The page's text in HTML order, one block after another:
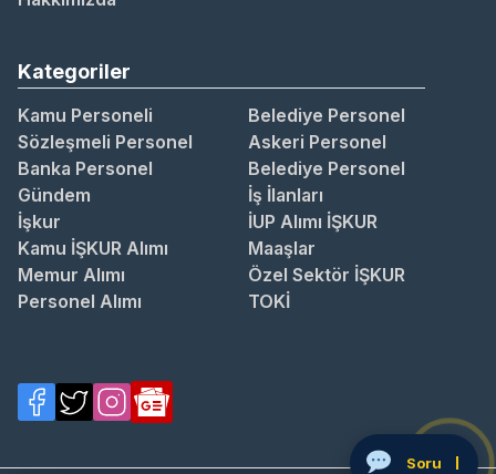
Kategoriler
Kamu Personeli
Belediye Personel
Sözleşmeli Personel
Askeri Personel
Banka Personel
Belediye Personel
Gündem
İş İlanları
İşkur
İUP Alımı İŞKUR
Kamu İŞKUR Alımı
Maaşlar
Memur Alımı
Özel Sektör İŞKUR
Personel Alımı
TOKİ